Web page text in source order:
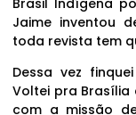
Brasil Indígena
Jaime inventou
toda revista tem
Dessa vez
Voltei pra
com a missão